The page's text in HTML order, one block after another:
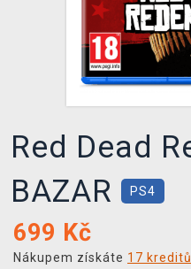
VÝKUP HER (BAZAR)
Red Dead
BAZAR
PS4
699 Kč
Nákupem získáte 17 kreditů